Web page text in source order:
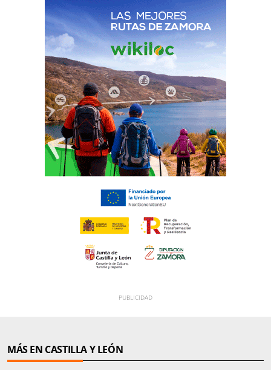
MÁS EN CASTILLA Y LEÓN